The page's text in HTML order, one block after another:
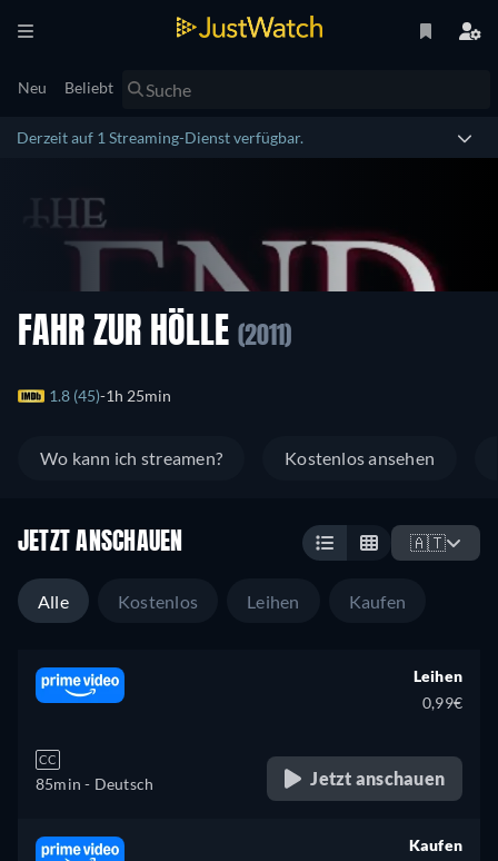
Neu Beliebt
Derzeit auf 1 Streaming-Dienst verfügbar.
FAHR ZUR HÖLLE (2011)
1.8 (45) 1h 25min
Wo kann ich streamen? Kostenlos ansehen
JETZT ANSCHAUEN 🇦🇹
Alle Kostenlos Leihen Kaufen
CC
85min - Deutsch
Leihen
0,99€
Jetzt anschauen
Kaufen